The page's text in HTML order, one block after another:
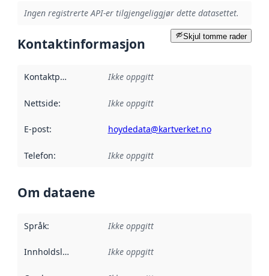
Ingen registrerte API-er tilgjengeliggjør dette datasettet.
Skjul tomme rader
Kontaktinformasjon
Kontaktpunkt Ikke oppgitt
Nettside: Ikke oppgitt
E-post: hoydedata@kartverket.no
Telefon: Ikke oppgitt
Om dataene
Språk: Ikke oppgitt
Innholdsleverandører :
Ikke oppgitt